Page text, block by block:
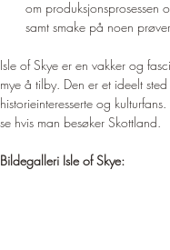
om produksjonsprosessen
samt smake på noen
Isle of Skye er en vakker og
mye å tilby. Den er et ideelt
historieinteresserte og
se hvis man besøker Skottland.
Bildegalleri Isle of Skye: